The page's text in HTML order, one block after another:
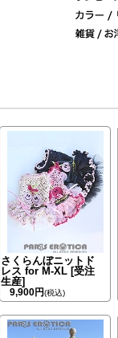
さくらんぼニットド
レス for M-XL [受注
生産]
9,900円(税込)